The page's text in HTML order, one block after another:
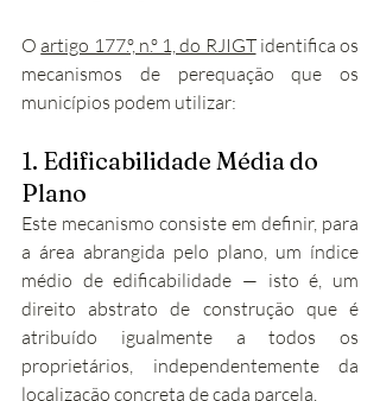
O artigo 177.º, n.º 1, do RJIGT identifica os
mecanismos de perequação que os
municípios podem utilizar:
1. Edificabilidade Média do
Plano
Este mecanismo consiste em definir, para
a área abrangida pelo plano, um índice
médio de edificabilidade — isto é, um
direito abstrato de construção que é
atribuído igualmente a todos os
proprietários, independentemente da
localização concreta de cada parcela.